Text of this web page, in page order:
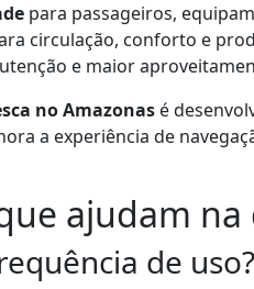
para passageiros,
circulação, conforto e
e maior
no Amazonas é
a experiência de
ajudam na
de uso?